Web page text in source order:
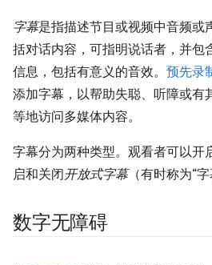
字幕是指描述节目或视频中音频或
括对话内容，可指明说话者，并包
信息，包括有意义的音效。 预先录
添加字幕，以帮助失聪、听障或有
等地访问多媒体内容。
字幕分为两种类型。观看者可以开
启和关闭开放式字幕（有时称为“字
数字无障碍